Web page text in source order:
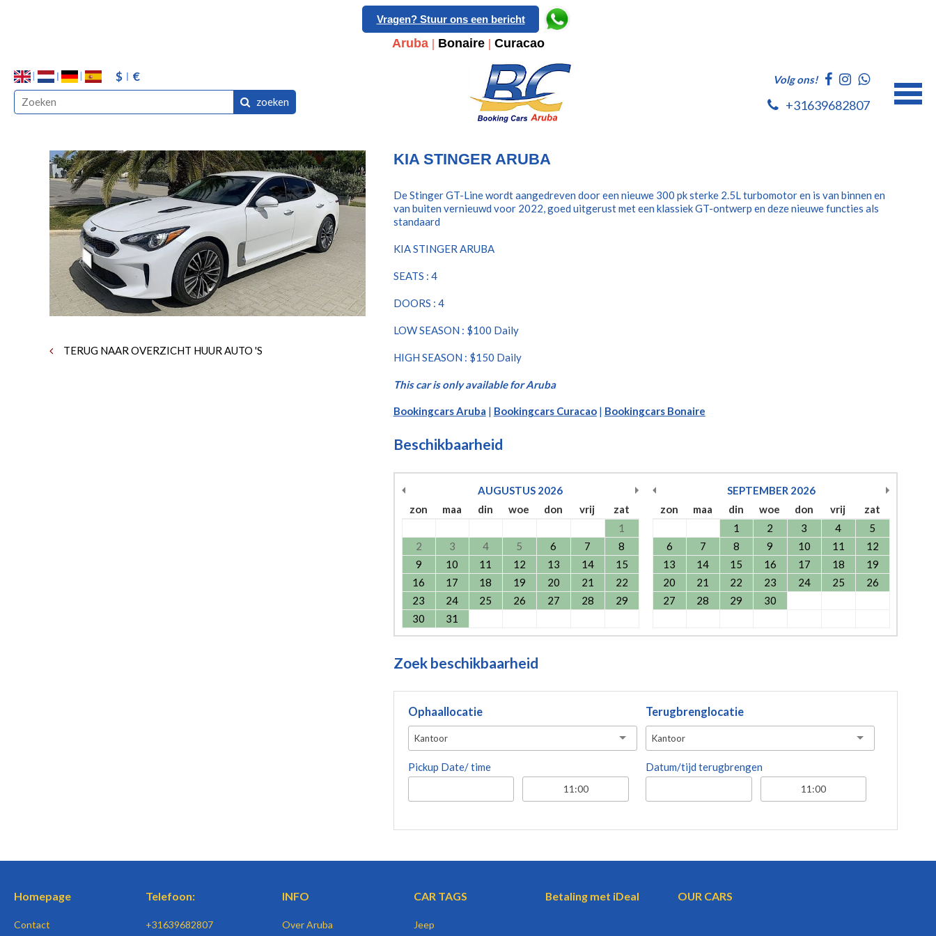
Vragen? Stuur ons een bericht
Aruba| Bonaire| Curacao
$ €
zoeken
Volg ons!
+31639682807
TERUG NAAR OVERZICHT HUUR AUTO 'S
KIA STINGER ARUBA
De Stinger GT-Line wordt aangedreven door een nieuwe 300 pk sterke 2.5L turbomotor en is van binnen en
van buiten vernieuwd voor 2022, goed uitgerust met een klassiek GT-ontwerp en deze nieuwe functies als
standaard
KIA STINGER ARUBA
SEATS : 4
DOORS : 4
LOW SEASON : $100 Daily
HIGH SEASON : $150 Daily
This car is only available for Aruba
Bookingcars Aruba | Bookingcars Curacao| Bookingcars Bonaire
Beschikbaarheid
AUGUSTUS 2026
zon
maa din woe don vrij
zat
1
2
3 4 5 6 7
8
9
10 11 12 13 14
15
16
17 18 19 20 21
22
23
24 25 26 27 28
29
30
31
SEPTEMBER 2026
zon
maa din woe don vrij
zat
1
2 3 4
5
6
7 8 9 10 11
12
13
14 15 16 17 18
19
20
21 22 23 24 25
26
27
28 29 30
Zoek beschikbaarheid
Ophaallocatie
Kantoor
Pickup Date/ time
Terugbrenglocatie
Kantoor
Datum/tijd terugbrengen
Homepage
Contact
Telefoon:
+31639682807
INFO
Over Aruba
CAR TAGS
Jeep
Betaling met iDeal OUR CARS